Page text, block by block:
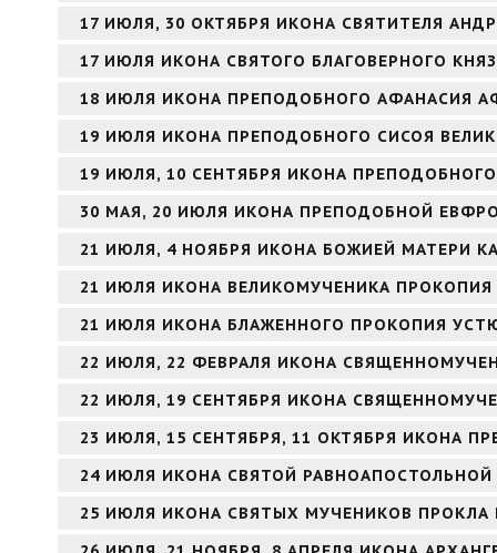
17 ИЮЛЯ, 30 ОКТЯБРЯ ИКОНА СВЯТИТЕЛЯ
17 ИЮЛЯ ИКОНА СВЯТОГО БЛАГОВЕРНОГО
18 ИЮЛЯ ИКОНА ПРЕПОДОБНОГО АФАНАСИЯ
19 ИЮЛЯ ИКОНА ПРЕПОДОБНОГО СИСОЯ
19 ИЮЛЯ, 10 СЕНТЯБРЯ ИКОНА
30 МАЯ, 20 ИЮЛЯ ИКОНА ПРЕПОДОБНОЙ
21 ИЮЛЯ, 4 НОЯБРЯ ИКОНА БОЖИЕЙ МАТЕРИ
21 ИЮЛЯ ИКОНА ВЕЛИКОМУЧЕНИКА ПРОКОПИЯ
21 ИЮЛЯ ИКОНА БЛАЖЕННОГО ПРОКОПИЯ
22 ИЮЛЯ, 22 ФЕВРАЛЯ ИКОНА
22 ИЮЛЯ, 19 СЕНТЯБРЯ ИКОНА
23 ИЮЛЯ, 15 СЕНТЯБРЯ, 11 ОКТЯБРЯ ИКОНА
24 ИЮЛЯ ИКОНА СВЯТОЙ
25 ИЮЛЯ ИКОНА СВЯТЫХ МУЧЕНИКОВ ПРОКЛА